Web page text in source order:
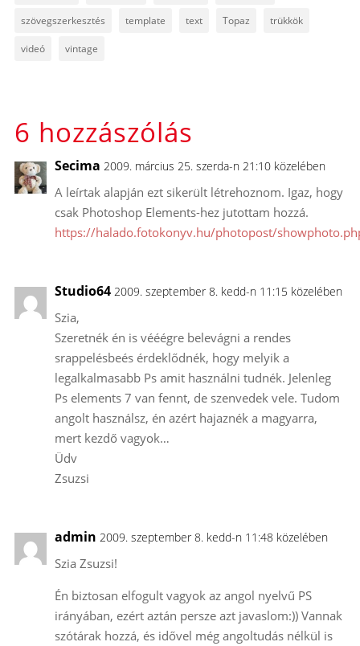
szövegszerkesztés template text Topaz trükkök
videó vintage
6 hozzászólás
Secima 2009. március 25. szerda-n 21:10 közelében
A leírtak alapján ezt sikerült létrehoznom. Igaz, hogy
csak Photoshop Elements-hez jutottam hozzá.
https://halado.fotokonyv.hu/photopost/
Studio64 2009. szeptember 8. kedd-n 11:15 közelében
Szia,
Szeretnék én is vééégre belevágni a rendes
srappelésbeés érdeklődnék, hogy melyik a
legalkalmasabb Ps amit használni tudnék. Jelenleg
Ps elements 7 van fennt, de szenvedek vele. Tudom
angolt használsz, én azért hajaznék a magyarra,
mert kezdő vagyok…
Üdv
Zsuzsi
admin 2009. szeptember 8. kedd-n 11:48 közelében
Szia Zsuzsi!
Én biztosan elfogult vagyok az angol nyelvű PS
irányában, ezért aztán persze azt javaslom:)) Vannak
szótárak hozzá, és idővel még angoltudás nélkül is